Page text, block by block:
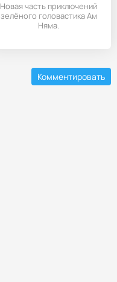
Новая часть приключений
зелёного головастика Ам
Няма.
Комментировать